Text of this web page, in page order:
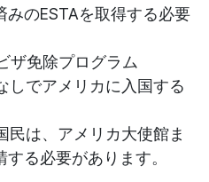
のESTAを取得する必要
ザ免除プログラム
しでアメリカに入国する
民は、アメリカ大使館ま
る必要があります。